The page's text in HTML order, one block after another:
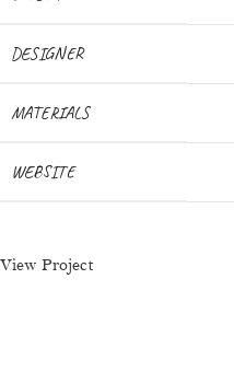
DESIGNER
MATERIALS
WEBSITE
View Project